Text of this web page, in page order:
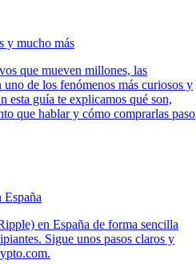
y mucho más
que mueven millones, las
de los fenómenos más curiosos y
esta guía te explicamos qué son,
que hablar y cómo comprarlas paso
en España de forma sencilla
Sigue unos pasos claros y